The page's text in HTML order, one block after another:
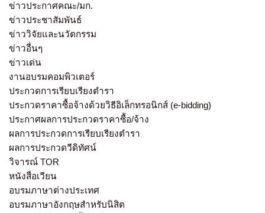
ข่าวประกาศคณะ/มก.
ข่าวประชาสัมพันธ์
ข่าววิจัยและนวัตกรรม
ข่าวอื่นๆ
ข่าวเด่น
งานอบรมคอมพิวเตอร์
ประกวดการเรียบเรียงตำรา
ประกวดราคาซื้อจ้างด้วยวิธีอิเล็กทรอนิกส์ (e-bidding)
ประกาศผลการประกวดราคาซื้อ/จ้าง
ผลการประกวดการเรียบเรียงตำรา
ผลการประกวดวีดิทัศน์
วิจารณ์ TOR
หนังสือเวียน
อบรมภาษาต่างประเทศ
อบรมภาษาอังกฤษสำหรับนิสิต